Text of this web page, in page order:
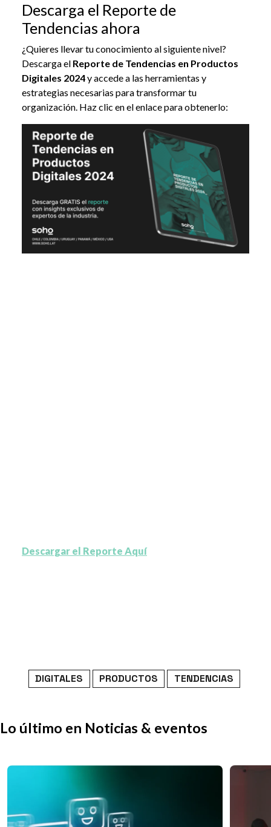
Descarga el Reporte de
Tendencias ahora
¿Quieres llevar tu conocimiento al siguiente nivel?
Descarga el Reporte de Tendencias en Productos
Digitales 2024y accede a las herramientas y
estrategias necesarias para transformar tu
organización. Haz clic en el enlace para obtenerlo:
Descargar el Reporte Aquí
DIGITALES PRODUCTOS TENDENCIAS
Lo último en Noticias & eventos